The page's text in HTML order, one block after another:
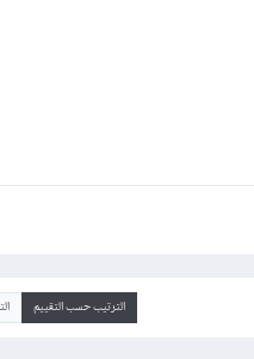
الترتيب حسب التقييم